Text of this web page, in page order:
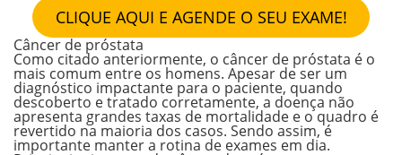
CLIQUE AQUI E AGENDE O SEU EXAME!
Câncer de próstata
Como citado anteriormente, o câncer de próstata é o
mais comum entre os homens. Apesar de ser um
diagnóstico impactante para o paciente, quando
descoberto e tratado corretamente, a doença não
apresenta grandes taxas de mortalidade e o quadro é
revertido na maioria dos casos. Sendo assim, é
importante manter a rotina de exames em dia.